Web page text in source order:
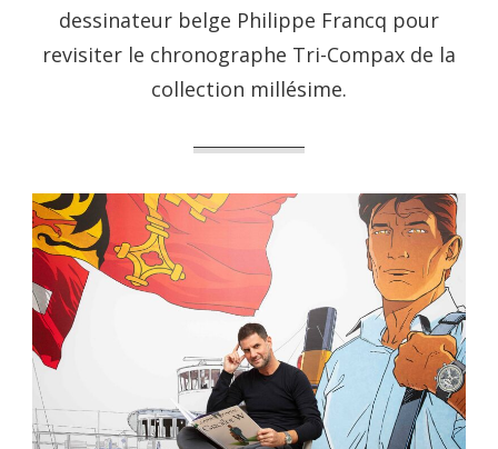
dessinateur belge Philippe Francq pour
revisiter le chronographe Tri-Compax de la
collection millésime.